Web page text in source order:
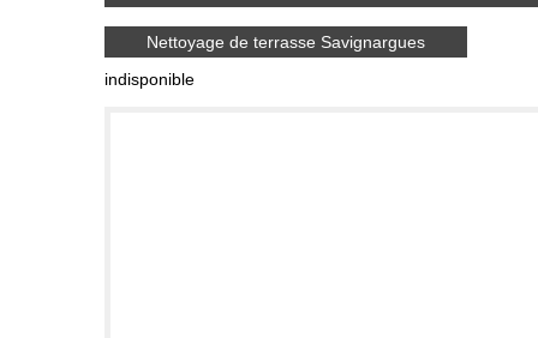
Nettoyage de terrasse Savignargues
indisponible